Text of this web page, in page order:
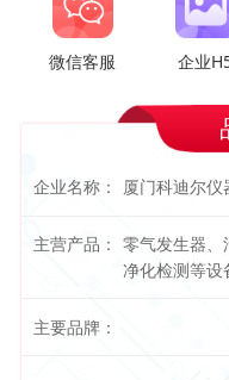
微信客服 企业
企业名称： 厦门科迪尔仪
主营产品： 零气发生器、
净化检测等设
主要品牌：